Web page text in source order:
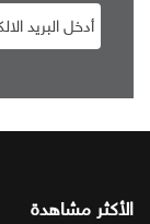
الأكثر مشاهدة